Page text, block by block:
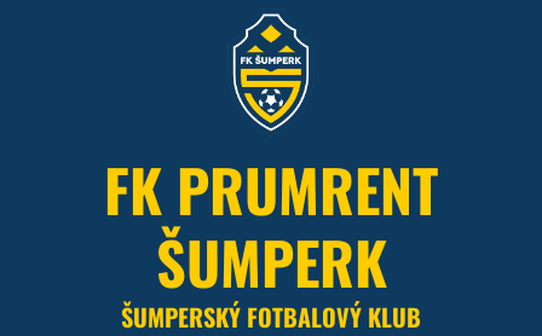
FK PRUMRENT
ŠUMPERK
ŠUMPERSKÝ FOTBALOVÝ KLUB